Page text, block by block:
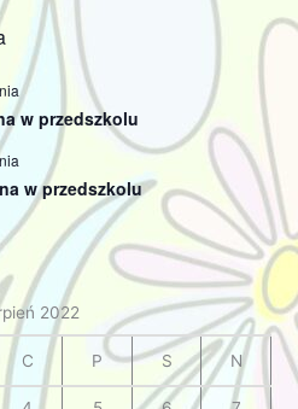
w przedszkolu
w przedszkolu
2022
C P S N